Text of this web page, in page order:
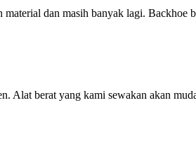
dan masih banyak lagi.
berat yang kami sewakan akan